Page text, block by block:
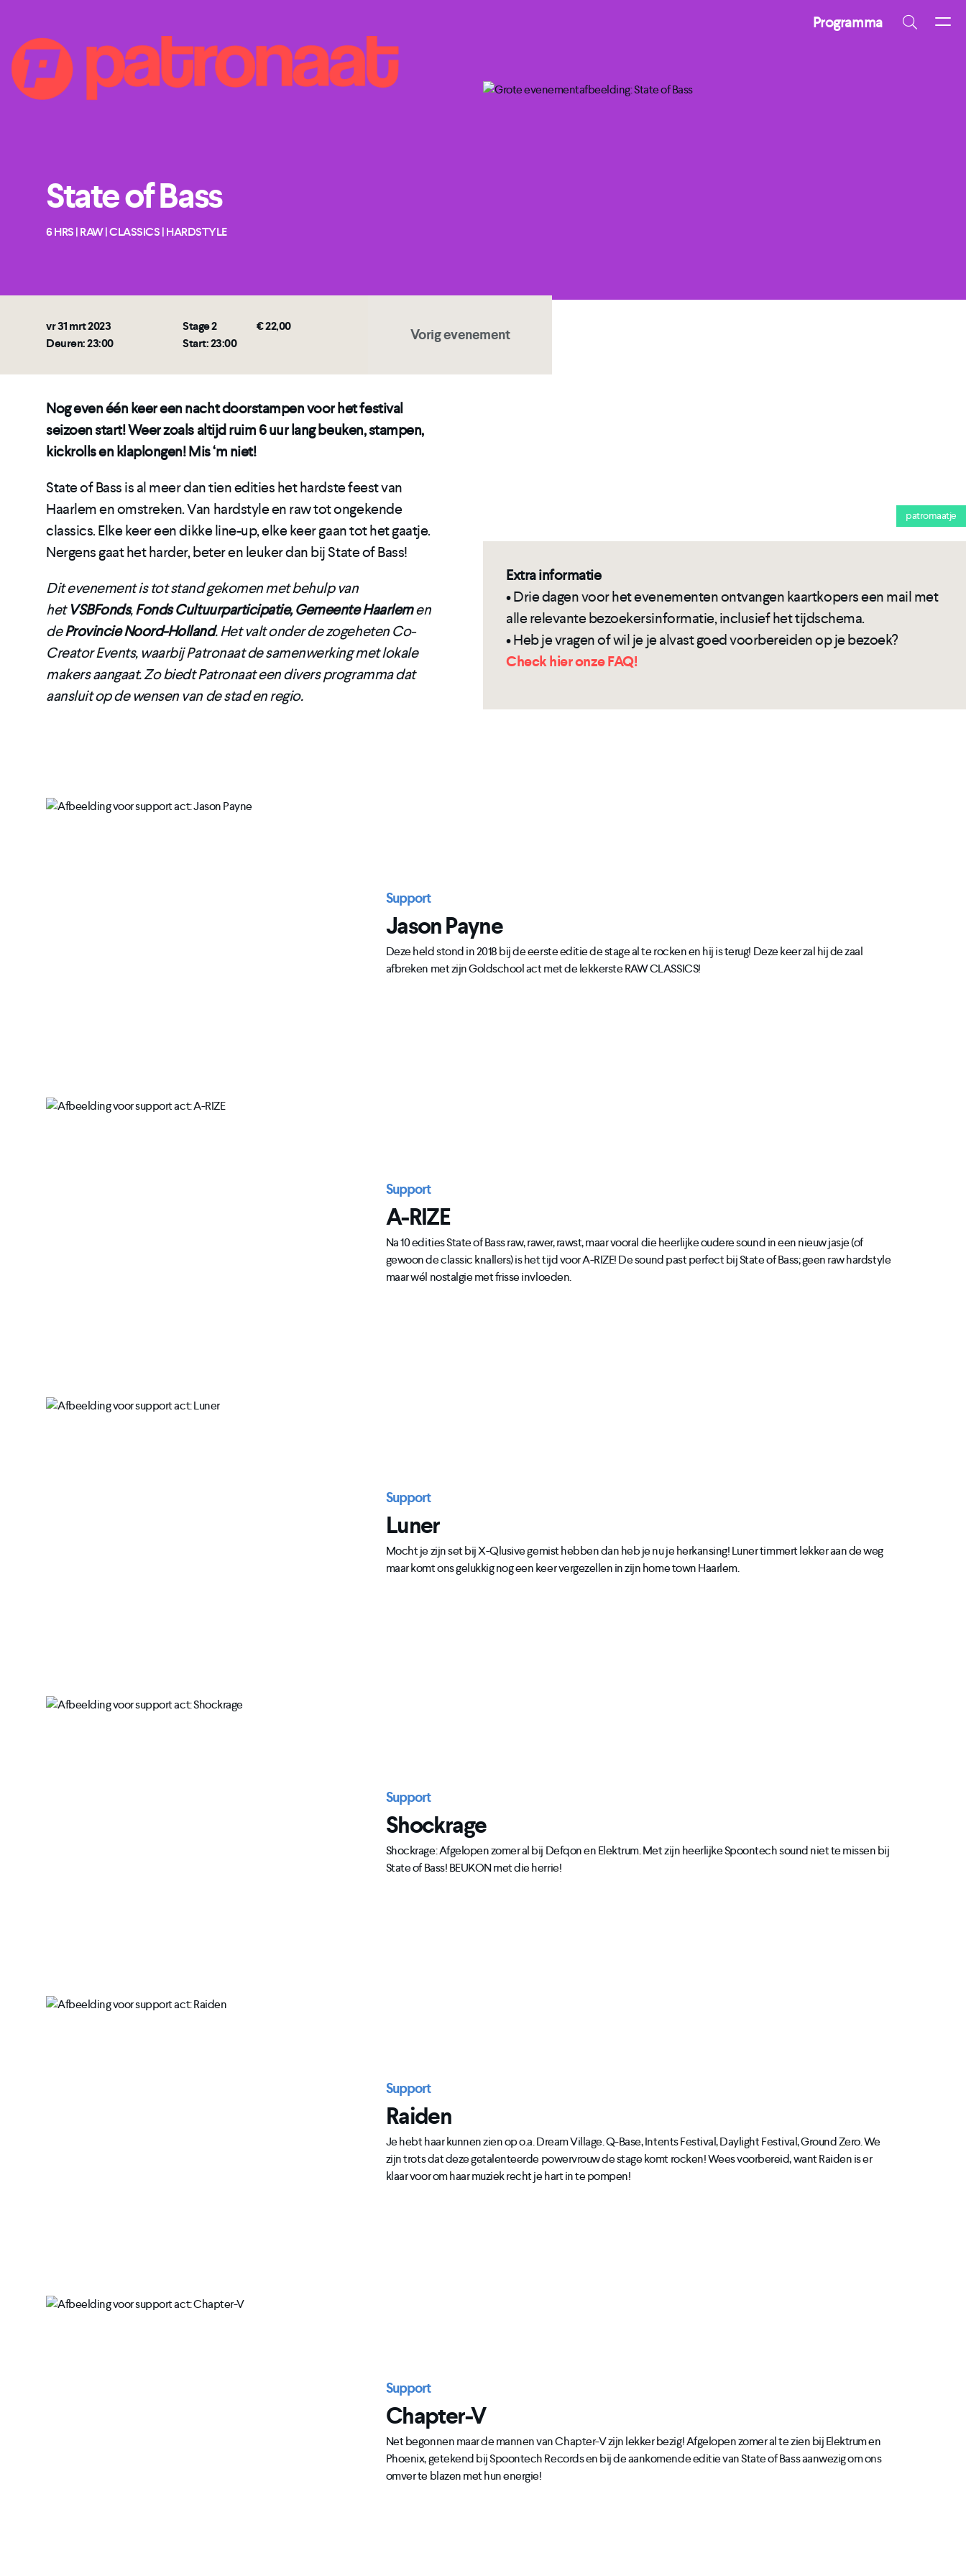
Programma
patromaatje
Extra informatie
• Drie dagen voor het evenementen ontvangen kaartkopers een mail met
alle relevante bezoekersinformatie, inclusief het tijdschema.
• Heb je vragen of wil je je alvast goed voorbereiden op je bezoek?
Check hier onze FAQ!
State of Bass
6 HRS | RAW | CLASSICS | HARDSTYLE
vr 31 mrt 2023 Stage 2
€ 22,00
Deuren: 23:00
Start: 23:00 Vorig evenement
Nog even één keer een nacht doorstampen voor het festival
seizoen start! Weer zoals altijd ruim 6 uur lang beuken, stampen,
kickrolls en klaplongen! Mis ‘m niet!
State of Bass is al meer dan tien edities het hardste feest van
Haarlem en omstreken. Van hardstyle en raw tot ongekende
classics. Elke keer een dikke line-up, elke keer gaan tot het gaatje.
Nergens gaat het harder, beter en leuker dan bij State of Bass!
Dit evenement is tot stand gekomen met behulp van
hetVSBFonds,Fonds Cultuurparticipatie, Gemeente Haarlemen
deProvincie Noord-Holland. Het valt onder de zogeheten Co-
Creator Events, waarbij Patronaat de samenwerking met lokale
makers aangaat. Zo biedt Patronaat een divers programma dat
aansluit op de wensen van de stad en regio.
Support
Jason Payne
Deze held stond in 2018 bij de eerste editie de stage al te rocken en hij is terug! Deze keer zal hij de zaal
afbreken met zijn Goldschool act met de lekkerste RAW CLASSICS!
Support
A-RIZE
Na 10 edities State of Bass raw, rawer, rawst, maar vooral die heerlijke oudere sound in een nieuw jasje (of
gewoon de classic knallers) is het tijd voor A-RIZE! De sound past perfect bij State of Bass; geen raw hardstyle
maar wél nostalgie met frisse invloeden.
Support
Luner
Mocht je zijn set bij X-Qlusive gemist hebben dan heb je nu je herkansing! Luner timmert lekker aan de weg
maar komt ons gelukkig nog een keer vergezellen in zijn home town Haarlem.
Support
Shockrage
Shockrage: Afgelopen zomer al bij Defqon en Elektrum. Met zijn heerlijke Spoontech sound niet te missen bij
State of Bass! BEUKON met die herrie!
Support
Raiden
Je hebt haar kunnen zien op o.a. Dream Village. Q-Base, Intents Festival, Daylight Festival, Ground Zero. We
zijn trots dat deze getalenteerde powervrouw de stage komt rocken! Wees voorbereid, want Raiden is er
klaar voor om haar muziek recht je hart in te pompen!
Support
Chapter-V
Net begonnen maar de mannen van Chapter-V zijn lekker bezig! Afgelopen zomer al te zien bij Elektrum en
Phoenix, getekend bij Spoontech Records en bij de aankomende editie van State of Bass aanwezig om ons
omver te blazen met hun energie!